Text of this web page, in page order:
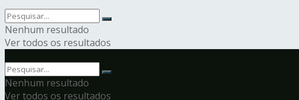
Nenhum resultado
Ver todos os resultados
Nenhum resultado
Ver todos os resultados